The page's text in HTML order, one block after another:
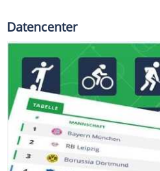
Datencenter